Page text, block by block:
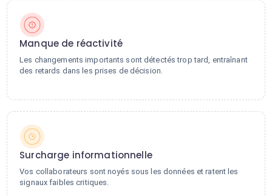
Manque de réactivité
Les changements importants sont détectés trop tard, entraînant
des retards dans les prises de décision.
Surcharge informationnelle
Vos collaborateurs sont noyés sous les données et ratent les
signaux faibles critiques.